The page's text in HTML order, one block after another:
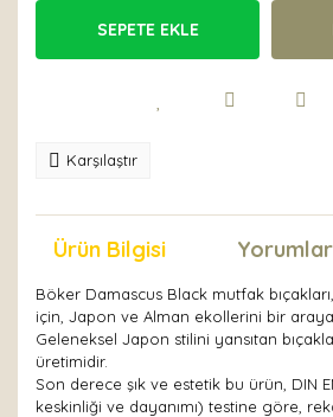
SEPETE EKLE
Karşılaştır
Ürün Bilgisi Yorumlar
Böker Damascus Black mutfak
için, Japon ve Alman ekollerini bir
Geleneksel Japon stilini yansıtan
üretimidir.
Son derece şık ve estetik bu ürün, DIN
keskinliği ve dayanımı) testine göre,